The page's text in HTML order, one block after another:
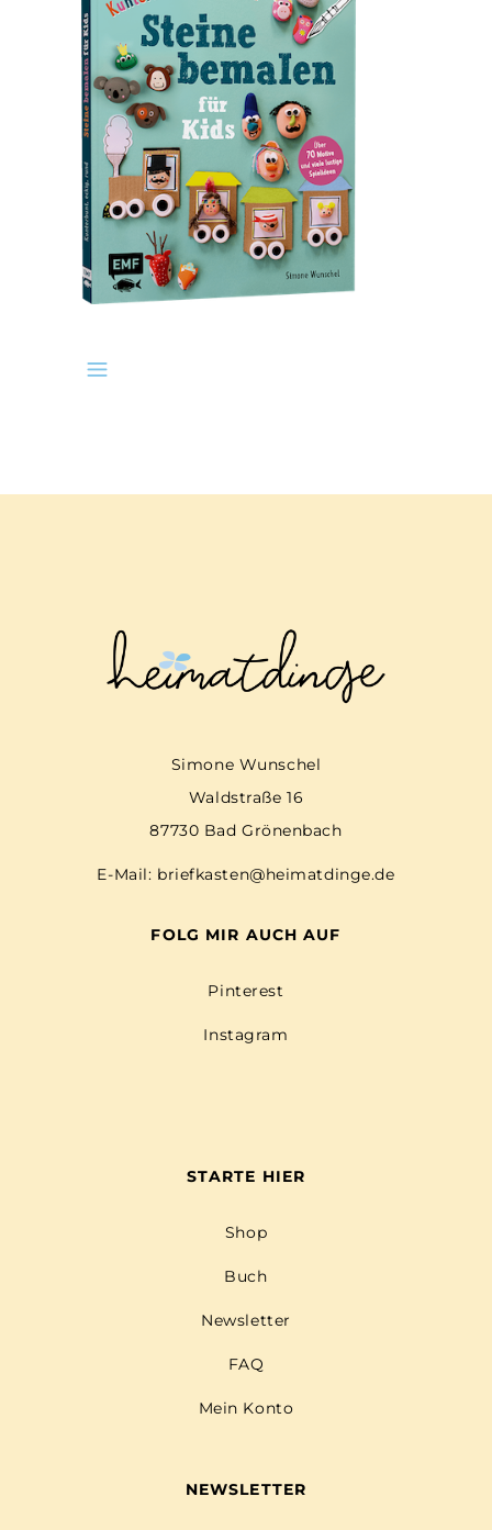
Simone Wunschel
Waldstraße 16
87730 Bad Grönenbach
E-Mail: briefkasten@heimatdinge.de
FOLG MIR AUCH AUF
Pinterest
Instagram
STARTE HIER
Shop
Buch
Newsletter
FAQ
Mein Konto
NEWSLETTER